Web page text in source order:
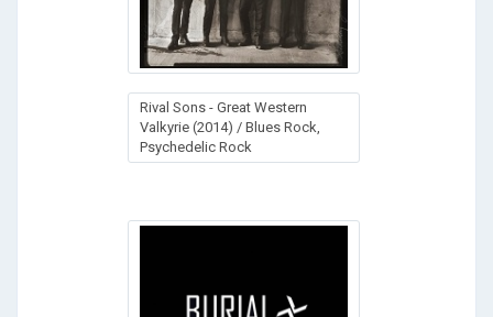
Rival Sons - Great Western
Valkyrie (2014) / Blues Rock,
Psychedelic Rock